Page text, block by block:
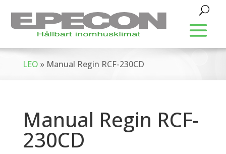
LEO » Manual Regin RCF-230CD
Manual Regin RCF-
230CD